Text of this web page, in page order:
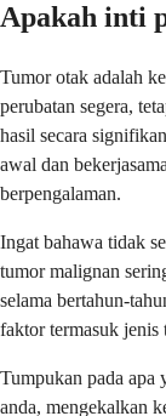
Apakah inti
Tumor otak adalah
perubatan segera,
hasil secara
awal dan
berpengalaman.
Ingat bahawa tidak
tumor malignan
selama bertahun-
faktor termasuk jenis
Tumpukan pada apa
anda, mengekalkan